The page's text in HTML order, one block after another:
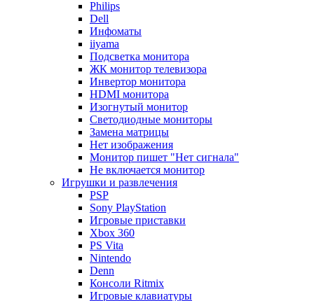
Philips
Dell
Инфоматы
iiyama
Подсветка монитора
ЖК монитор телевизора
Инвертор монитора
HDMI монитора
Изогнутый монитор
Светодиодные мониторы
Замена матрицы
Нет изображения
Монитор пишет "Нет сигнала"
Не включается монитор
Игрушки и развлечения
PSP
Sony PlayStation
Игровые приставки
Xbox 360
PS Vita
Nintendo
Denn
Консоли Ritmix
Игровые клавиатуры